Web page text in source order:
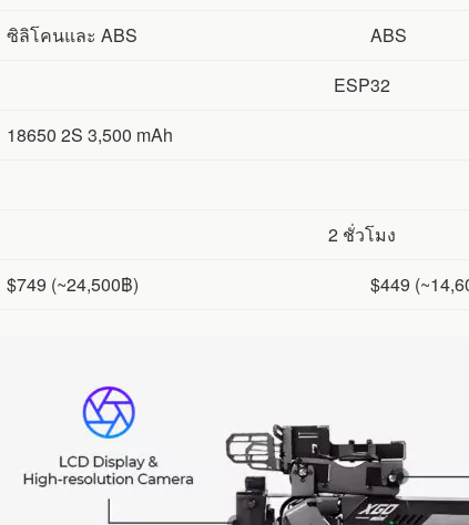
ซิลิโคนและ ABS ABS
ESP32
18650 2S 3,500 mAh
2 ชั่วโมง
$749 (~24,500฿) $449